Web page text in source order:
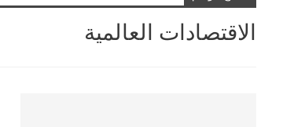
الاقتصادات العالمية